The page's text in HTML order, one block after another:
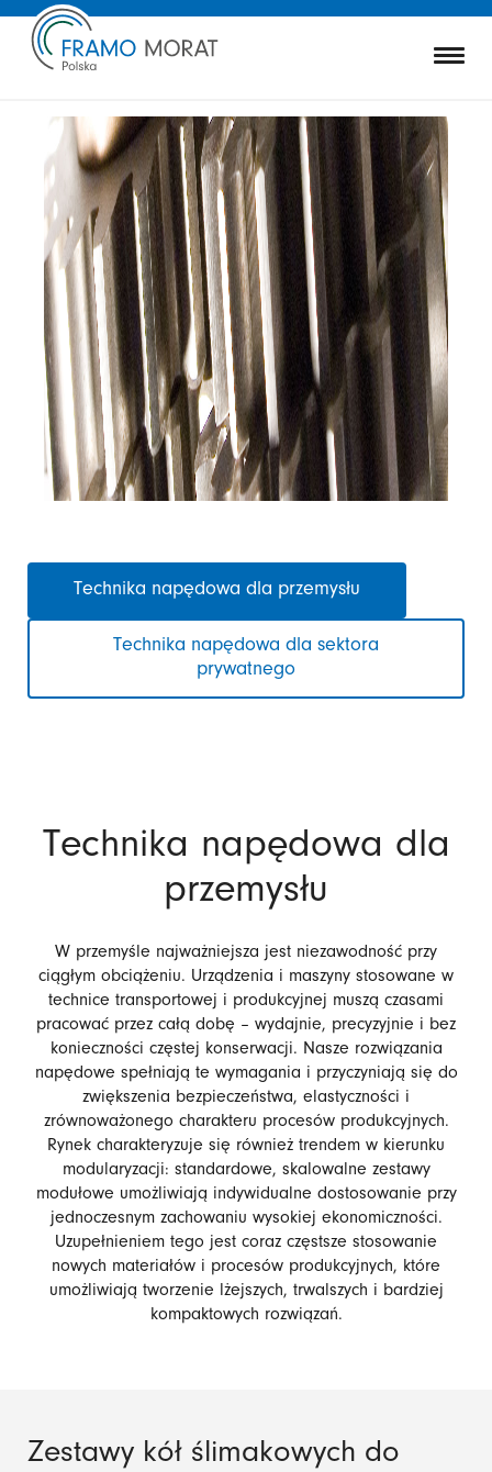
nawigacjeTechnika napędowa dla przemysłu
Technika napędowa dla sektora
prywatnego
Technika napędowa dla
przemysłu
W przemyśle najważniejsza jest niezawodność przy
ciągłym obciążeniu. Urządzenia i maszyny stosowane w
technice transportowej i produkcyjnej muszą czasami
pracować przez całą dobę – wydajnie, precyzyjnie i bez
konieczności częstej konserwacji. Nasze rozwiązania
napędowe spełniają te wymagania i przyczyniają się do
zwiększenia bezpieczeństwa, elastyczności i
zrównoważonego charakteru procesów produkcyjnych.
Rynek charakteryzuje się również trendem w kierunku
modularyzacji: standardowe, skalowalne zestawy
modułowe umożliwiają indywidualne dostosowanie przy
jednoczesnym zachowaniu wysokiej ekonomiczności.
Uzupełnieniem tego jest coraz częstsze stosowanie
nowych materiałów i procesów produkcyjnych, które
umożliwiają tworzenie lżejszych, trwalszych i bardziej
kompaktowych rozwiązań.
Zestawy kół ślimakowych do